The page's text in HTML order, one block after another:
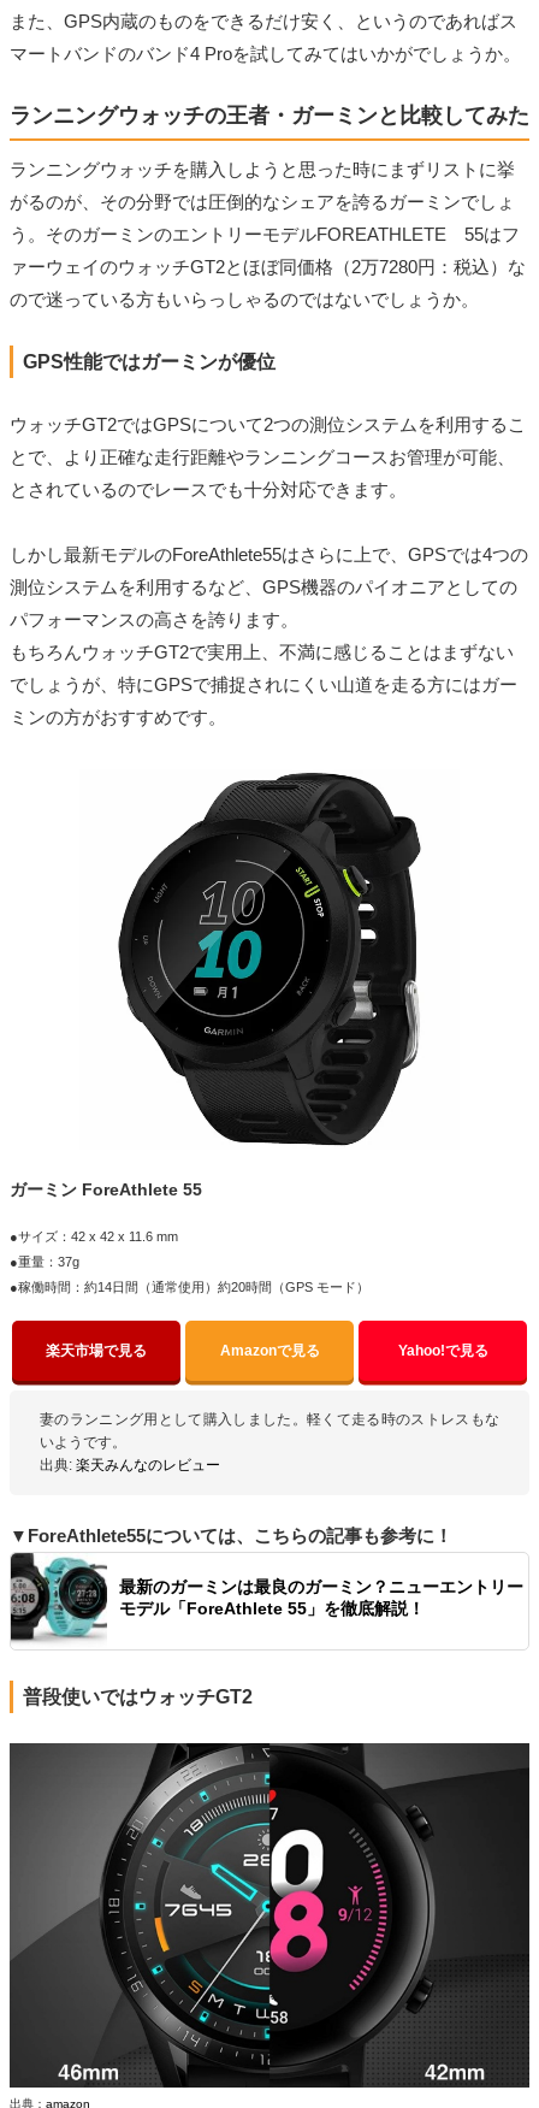
また、GPS内蔵のものをできるだけ安く、というのであればス
マートバンドのバンド4 Proを試してみてはいかがでしょうか。
ランニングウォッチの王者・ガーミンと比較してみた
ランニングウォッチを購入しようと思った時にまずリストに挙
がるのが、その分野では圧倒的なシェアを誇るガーミンでしょ
う。そのガーミンのエントリーモデルFOREATHLETE 55はフ
ァーウェイのウォッチGT2とほぼ同価格（2万7280円：税込）な
ので迷っている方もいらっしゃるのではないでしょうか。
GPS性能ではガーミンが優位
ウォッチGT2ではGPSについて2つの測位システムを利用するこ
とで、より正確な走行距離やランニングコースお管理が可能、
とされているのでレースでも十分対応できます。
しかし最新モデルのForeAthlete55はさらに上で、GPSでは4つの
測位システムを利用するなど、GPS機器のパイオニアとしての
パフォーマンスの高さを誇ります。
もちろんウォッチGT2で実用上、不満に感じることはまずない
でしょうが、特にGPSで捕捉されにくい山道を走る方にはガー
ミンの方がおすすめです。
ガーミン ForeAthlete 55
●サイズ：42 x 42 x 11.6 mm
●重量：37g
●稼働時間：約14日間（通常使用）約20時間（GPS モード）
楽天市場で見る Amazonで見る Yahoo!で見る
妻のランニング用として購入しました。軽くて走る時のストレスもな
いようです。
出典: 楽天みんなのレビュー
▼ForeAthlete55については、こちらの記事も参考に！
最新のガーミンは最良のガーミン？ニューエントリー
モデル「ForeAthlete 55」を徹底解説！
普段使いではウォッチGT2
出典： amazon